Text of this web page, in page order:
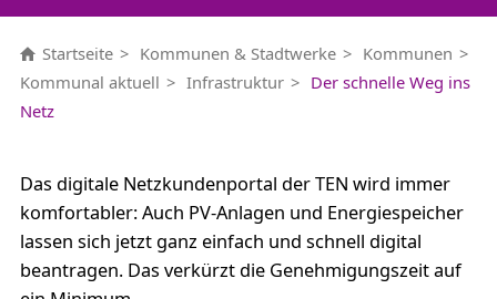
Startseite Kommunen & Stadtwerke
Kommunen
Kommunal aktuell
Infrastruktur
Der schnelle Weg ins
Netz
Das digitale Netzkundenportal der TEN wird immer
komfortabler: Auch PV-Anlagen und Energiespeicher
lassen sich jetzt ganz einfach und schnell digital
beantragen. Das verkürzt die Genehmigungszeit auf